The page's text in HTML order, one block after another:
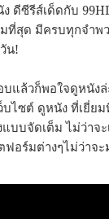
ง ดีซีรีส์เด็ดกับ
ที่สุด มีครบทุกจำพ
น!
แล้วก็พอใจดูหนังล่
บไซต์ ดูหนัง ที่เยี่ย
บบจัดเต็ม ไม่ว่าจ
อร์มต่างๆไม่ว่าจะ